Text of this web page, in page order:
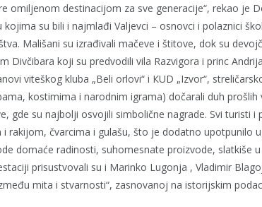
omiljenom destinacijom za sve generacije“, rekao je
su bili i najmlađi Valjevci – osnovci i polaznici
Mališani su izrađivali mačeve i štitove, dok su
Divčibara koji su predvodili vila Razvigora i princ
viteškog kluba „Beli orlovi“ i КUD „Izvor“,
kostimima i narodnim igrama) dočarali duh
gde su najbolji osvojili simbolične nagrade. Svi turisti i
rakijom, čvarcima i gulašu, što je dodatno upotpunilo
domaće radinosti, suhomesnate proizvode, slatkiše
prisustvovali su i Marinko Lugonja , Vladimir
mita i stvarnosti“, zasnovanoj na istorijskim